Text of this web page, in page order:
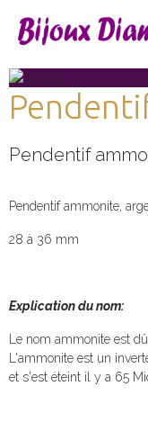
Pendentif
Pendentif ammonite,
28 à 36 mm
Explication du nom:
Le nom ammonite est
L'ammonite est un
et s'est éteint il y a 65